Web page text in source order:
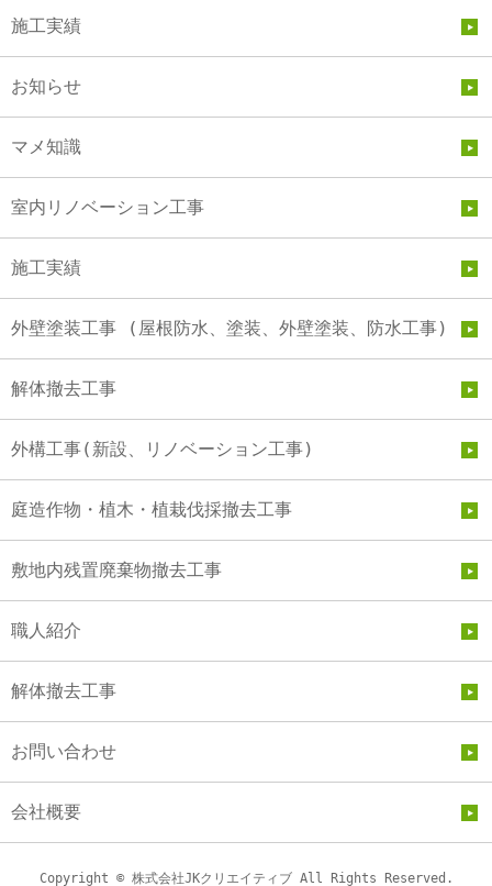
施工実績
お知らせ
マメ知識
室内リノベーション工事
施工実績
外壁塗装工事 (屋根防水、塗装、外壁塗装、防水工事)
解体撤去工事
外構工事(新設、リノベーション工事)
庭造作物・植木・植栽伐採撤去工事
敷地内残置廃棄物撤去工事
職人紹介
解体撤去工事
お問い合わせ
会社概要
Copyright © 株式会社JKクリエイティブ All Rights Reserved.